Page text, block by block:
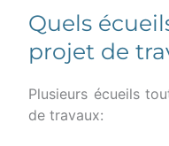
Quels
projet de
Plusieurs écueils
de travaux: